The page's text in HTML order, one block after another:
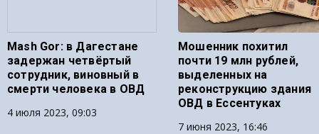
Mash Gor: в Дагестане
задержан четвёртый
сотрудник, виновный в
смерти человека в ОВД
4 июля 2023, 09:03
Мошенник похитил
почти 19 млн рублей,
выделенных на
реконструкцию здания
ОВД в Ессентуках
7 июня 2023, 16:46